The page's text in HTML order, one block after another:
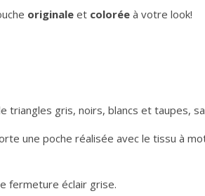
originale et colorée à votre look!
gris, noirs, blancs et taupes,
une poche réalisée avec le tissu à
fermeture éclair grise.